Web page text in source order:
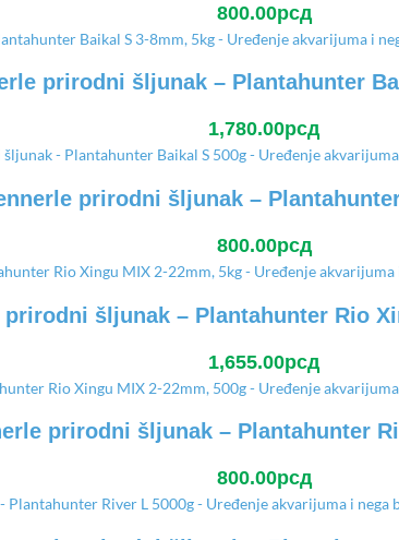
800.00рсд
prirodni šljunak – Plantahunter
1,780.00рсд
prirodni šljunak –
800.00рсд
prirodni šljunak – Plantahunter Rio
1,655.00рсд
prirodni šljunak – Plantahunter
800.00рсд